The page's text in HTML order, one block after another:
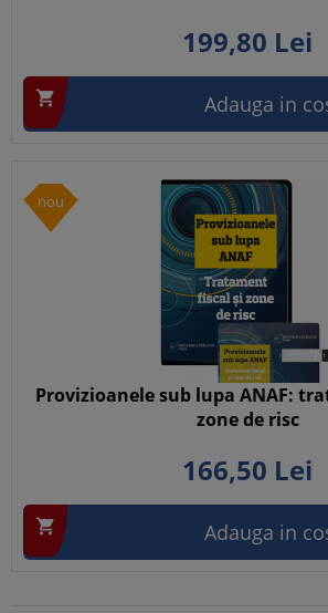
199,80 Lei
 Adauga in
nou
Provizioanele sub lupa ANAF:
zone de risc
166,50 Lei
 Adauga in